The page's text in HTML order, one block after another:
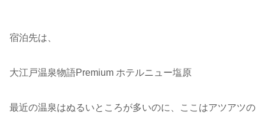
宿泊先は、
大江戸温泉物語Premium ホテルニュー塩原
最近の温泉はぬるいところが多いのに、ここはアツアツの